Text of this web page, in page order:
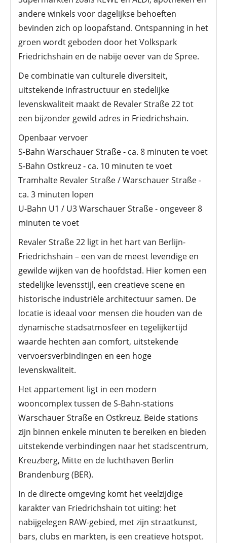
andere winkels voor dagelijkse behoeften
bevinden zich op loopafstand. Ontspanning in het
groen wordt geboden door het Volkspark
Friedrichshain en de nabije oever van de Spree.
De combinatie van culturele diversiteit,
uitstekende infrastructuur en stedelijke
levenskwaliteit maakt de Revaler Straße 22 tot
een bijzonder gewild adres in Friedrichshain.
Openbaar vervoer
S-Bahn Warschauer Straße - ca. 8 minuten te voet
S-Bahn Ostkreuz - ca. 10 minuten te voet
Tramhalte Revaler Straße / Warschauer Straße -
ca. 3 minuten lopen
U-Bahn U1 / U3 Warschauer Straße - ongeveer 8
minuten te voet
Revaler Straße 22 ligt in het hart van Berlijn-
Friedrichshain – een van de meest levendige en
gewilde wijken van de hoofdstad. Hier komen een
stedelijke levensstijl, een creatieve scene en
historische industriële architectuur samen. De
locatie is ideaal voor mensen die houden van de
dynamische stadsatmosfeer en tegelijkertijd
waarde hechten aan comfort, uitstekende
vervoersverbindingen en een hoge
levenskwaliteit.
Het appartement ligt in een modern
wooncomplex tussen de S-Bahn-stations
Warschauer Straße en Ostkreuz. Beide stations
zijn binnen enkele minuten te bereiken en bieden
uitstekende verbindingen naar het stadscentrum,
Kreuzberg, Mitte en de luchthaven Berlin
Brandenburg (BER).
In de directe omgeving komt het veelzijdige
karakter van Friedrichshain tot uiting: het
nabijgelegen RAW-gebied, met zijn straatkunst,
bars, clubs en markten, is een creatieve hotspot.